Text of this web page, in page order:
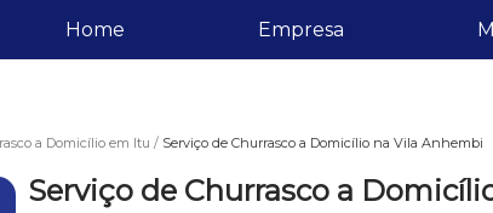
Home Empresa
a Domicílio em Itu Serviço de Churrasco a Domicílio na Vila Anhembi
Serviço de Churrasco a